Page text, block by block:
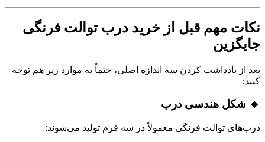
نکات مهم قبل از خرید درب توالت فرنگی
جایگزین
بعد از یادداشت کردن سه اندازه اصلی، حتماً به موارد زیر هم توجه
کنید:
🔹 شکل هندسی درب
درب‌های توالت فرنگی معمولاً در سه فرم تولید می‌شوند: